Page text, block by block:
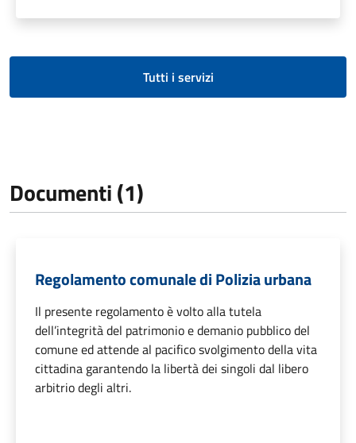
Tutti i servizi
Documenti (1)
Regolamento comunale di Polizia urbana
Il presente regolamento è volto alla tutela
dell’integrità del patrimonio e demanio pubblico del
comune ed attende al pacifico svolgimento della vita
cittadina garantendo la libertà dei singoli dal libero
arbitrio degli altri.